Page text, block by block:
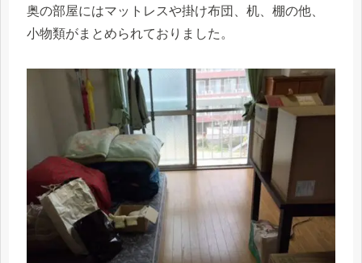
奥の部屋にはマットレスや掛け布団、机、棚の他、
小物類がまとめられておりました。